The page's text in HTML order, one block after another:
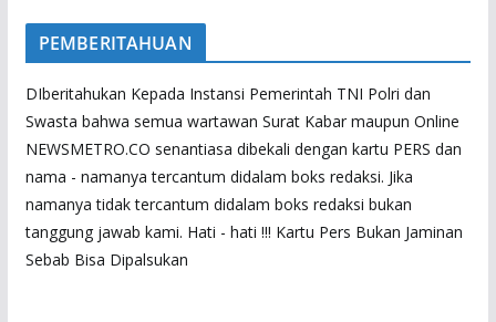
PEMBERITAHUAN
DIberitahukan Kepada Instansi Pemerintah TNI Polri dan
Swasta bahwa semua wartawan Surat Kabar maupun Online
NEWSMETRO.CO senantiasa dibekali dengan kartu PERS dan
nama - namanya tercantum didalam boks redaksi. Jika
namanya tidak tercantum didalam boks redaksi bukan
tanggung jawab kami. Hati - hati !!! Kartu Pers Bukan Jaminan
Sebab Bisa Dipalsukan